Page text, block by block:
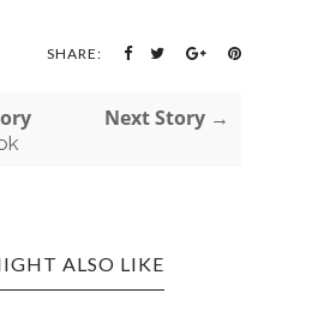
SHARE:
Next Story →
ALSO LIKE